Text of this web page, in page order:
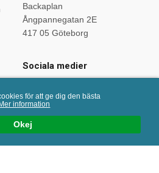
Okej
för att ge dig den bästa
information
Backaplan
Ångpannegatan 2E
417 05 Göteborg
Sociala medier